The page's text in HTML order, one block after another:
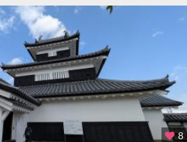
8